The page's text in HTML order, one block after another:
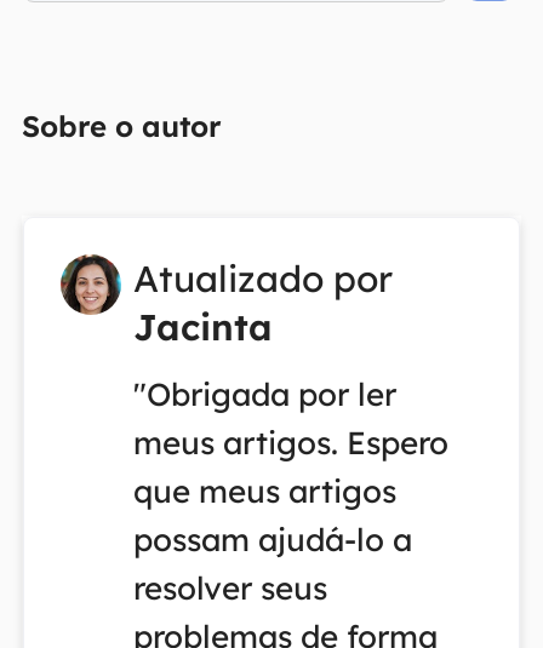
Sobre o autor
Atualizado por
Jacinta
"Obrigada por ler
meus artigos. Espero
que meus artigos
possam ajudá-lo a
resolver seus
problemas de forma